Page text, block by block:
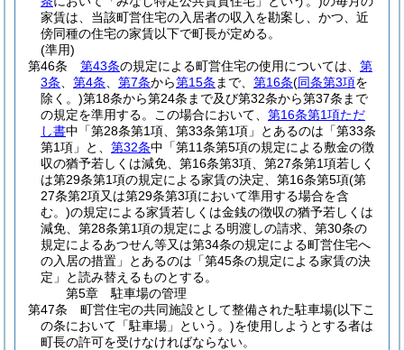
家賃は、当該町営住宅の入居者の収入を勘案し、かつ、近
傍同種の住宅の家賃以下で町長が定める。
(準用)
第46条
第43条の規定による町営住宅の使用については、 第
3条
第4条 第7条から第15条 まで、 第16条(同条第3項を
除く。)第18条から第24条まで及び第32条から第37条まで
の規定を準用する。
この場合において、 第16条第1項ただ
し書中「第28条第1項、第33条第1項」とあるのは「第33条
第1項」と、 第32条中「第11条第5項の規定による敷金の徴
収の猶予若しくは減免、第16条第3項、第27条第1項若しく
は第29条第1項の規定による家賃の決定、第16条第5項(第
27条第2項又は第29条第3項において準用する場合を含
む。)の規定による家賃若しくは金銭の徴収の猶予若しくは
減免、第28条第1項の規定による明渡しの請求、第30条の
規定によるあつせん等又は第34条の規定による町営住宅へ
の入居の措置」とあるのは「第45条の規定による家賃の決
定」と読み替えるものとする。
第5章
駐車場の管理
第47条
町営住宅の共同施設として整備された駐車場(以下こ
の条において「駐車場」という。)を使用しようとする者は
町長の許可を受けなければならない。